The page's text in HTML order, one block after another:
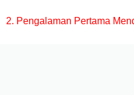
2. Pengalaman Pertama